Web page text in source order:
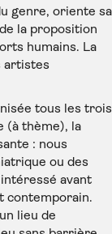
genre, oriente sa
la proposition
humains. La
artistes
tous les trois
(à thème), la
: nous
ou des
avant
contemporain.
lieu de